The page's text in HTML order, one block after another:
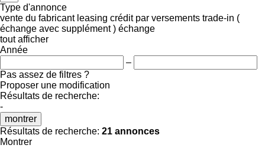
Type d'annonce
vente du fabricant leasing crédit par versements trade-in (
échange avec supplément ) échange
tout afficher
Année
–
Pas assez de filtres ?
Proposer une modification
Résultats de recherche:
-
montrer
Résultats de recherche: 21 annonces
Montrer